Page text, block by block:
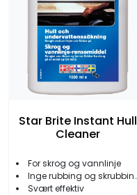
Star Brite Instant Hull
Cleaner
For skrog og vannlinje
Inge rubbing og skrubbing
Svært effektiv